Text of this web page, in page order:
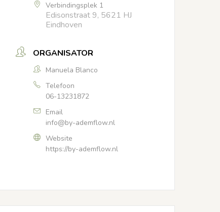
Verbindingsplek 1
Edisonstraat 9, 5621 HJ
Eindhoven
ORGANISATOR
Manuela Blanco
Telefoon
06-13231872
Email
info@by-ademflow.nl
Website
https://by-ademflow.nl